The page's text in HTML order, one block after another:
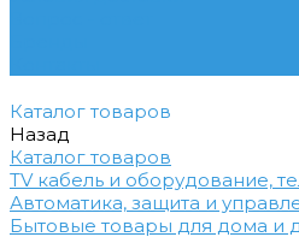
Каталог товаров
Назад
Каталог товаров
TV кабель и оборудование,
Автоматика, защита и
Бытовые товары для дома и